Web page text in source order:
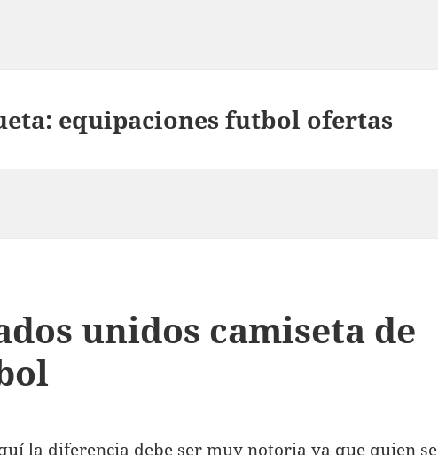
equipaciones futbol ofertas
unidos camiseta de
la diferencia debe ser muy notoria ya que quien se